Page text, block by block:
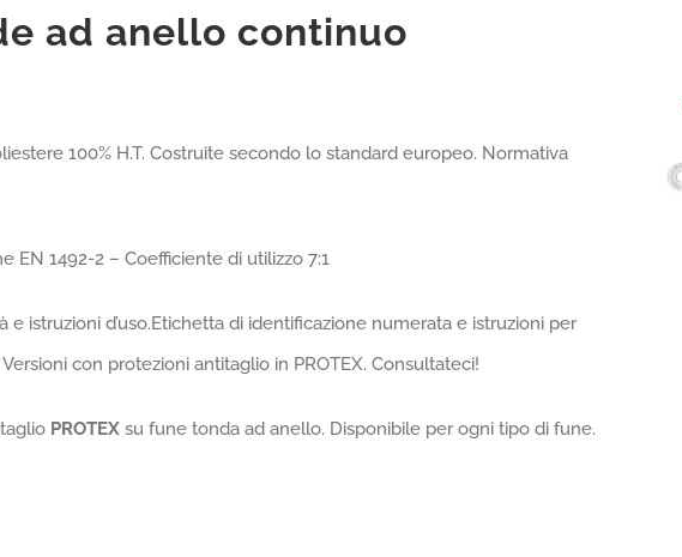
ad anello continuo
100% H.T. Costruite secondo lo standard europeo. Normativa
EN 1492-2 – Coefficiente di utilizzo 7:1
istruzioni d’uso.Etichetta di identificazione numerata e istruzioni per
con protezioni antitaglio in PROTEX. Consultateci!
PROTEX su fune tonda ad anello. Disponibile per ogni tipo di fune.